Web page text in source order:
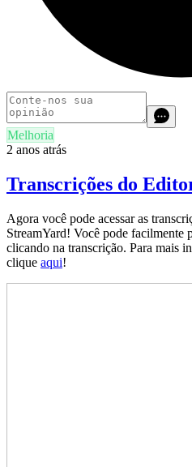
Melhoria
2 anos atrás
Transcrições do
Agora você pode acessar as
StreamYard! Você pode facilmente
clicando na transcrição. Para mais
clique aqui!